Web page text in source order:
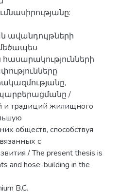
ավանդույթների
մեծապես
/
и традиций жилищного
обществ, способствуя
с
/ The present thesis is
and hose-building in the
B.C.